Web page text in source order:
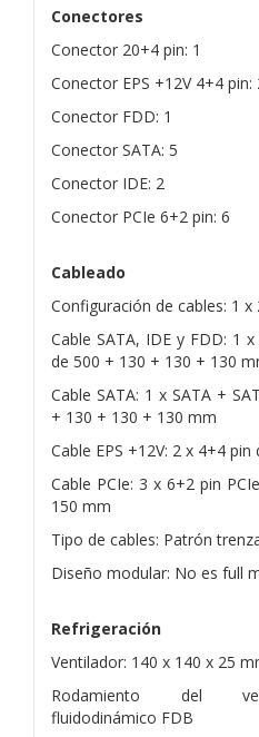
Conectores
Conector 20+4 pin: 1
Conector EPS +12V 4+4 pin:
Conector FDD: 1
Conector SATA: 5
Conector IDE: 2
Conector PCIe 6+2 pin: 6
Cableado
Configuración de cables: 1
Cable SATA, IDE y FDD: 1
de 500 + 130 + 130 + 130
Cable SATA: 1 x SATA +
+ 130 + 130 + 130 mm
Cable EPS +12V: 2 x 4+4
Cable PCIe: 3 x 6+2 pin
150 mm
Tipo de cables: Patrón
Diseño modular: No es full
Refrigeración
Ventilador: 140 x 140 x 25
Rodamiento del
fluidodinámico FDB